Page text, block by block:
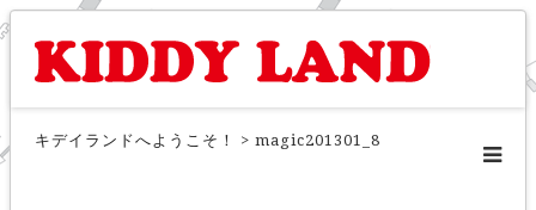
キデイランドへようこそ！ > magic201301_8